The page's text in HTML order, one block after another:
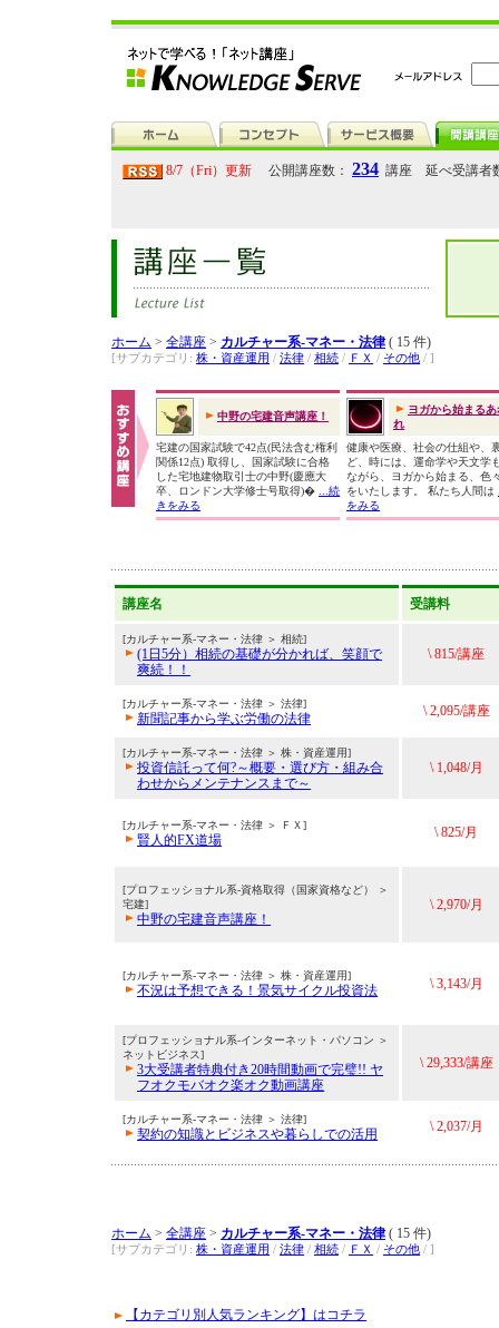
8/7（Fri）更新 公開講座数： 234 講座 延べ受講者
ホーム > 全講座 > カルチャー系-マネー・法律( 15 件)
[サブカテゴリ: 株・資産運用 / 法律 / 相続 / ＦＸ / その他 / ]
中野の宅建音声講座！
宅建の国家試験で42点(民法含む権利
関係12点) 取得し、国家試験に合格
した宅地建物取引士の中野(慶應大
卒、ロンドン大学修士号取得)�
...続
きをみる
ヨガから始まるあ
れ
健康や医療、社会の仕組や、
ど、時には、運命学や天文学
ながら、ヨガから始まる、色
をいたします。 私たち人間は
をみる
講座名 受講料
[カルチャー系-マネー・法律 ＞ 相続]
(1日5分）相続の基礎が分かれば、笑顔で
爽続！！
\ 815/講座
[カルチャー系-マネー・法律 ＞ 法律]
新聞記事から学ぶ労働の法律 \ 2,095/講座
[カルチャー系-マネー・法律 ＞ 株・資産運用]
投資信託って何?～概要・選び方・組み合
わせからメンテナンスまで～
\ 1,048/月
[カルチャー系-マネー・法律 ＞ ＦＸ]
賢人的FX道場 \ 825/月
[プロフェッショナル系-資格取得（国家資格など） ＞
宅建]
中野の宅建音声講座！
\ 2,970/月
[カルチャー系-マネー・法律 ＞ 株・資産運用]
不況は予想できる！景気サイクル投資法 \ 3,143/月
[プロフェッショナル系-インターネット・パソコン ＞
ネットビジネス]
3大受講者特典付き20時間動画で完璧!! ヤ
フオクモバオク楽オク動画講座
\ 29,333/講座
[カルチャー系-マネー・法律 ＞ 法律]
契約の知識とビジネスや暮らしでの活用 \ 2,037/月
ホーム > 全講座 > カルチャー系-マネー・法律( 15 件)
[サブカテゴリ: 株・資産運用 / 法律 / 相続 / ＦＸ / その他 / ]
【カテゴリ別人気ランキング】はコチラ